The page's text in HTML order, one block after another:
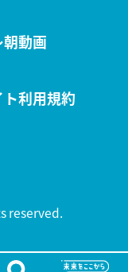
朝動画
ト利用規約
reserved.